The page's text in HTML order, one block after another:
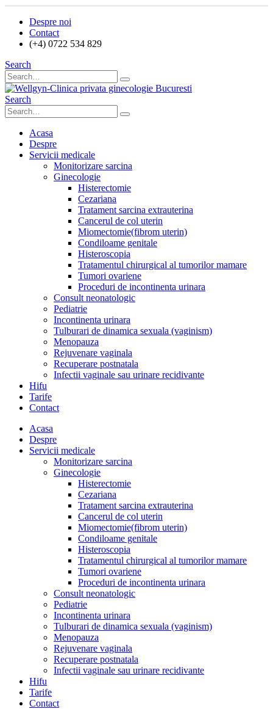
Despre noi
Contact
(+4) 0722 534 829
Search
Search
Acasa
Despre
Servicii medicale
Monitorizare sarcina
Ginecologie
Histerectomie
Cezariana
Tratament sarcina extrauterina
Cancerul de col uterin
Miomectomie(fibrom uterin)
Condiloame genitale
Histeroscopia
Tratamentul chirurgical al tumorilor mamare
Tumori ovariene
Proceduri de incontinenta urinara
Consult neonatologic
Pediatrie
Incontinenta urinara
Tulburari de dinamica sexuala (vaginism)
Menopauza
Rejuvenare vaginala
Recuperare postnatala
Infectii vaginale sau urinare recidivante
Hifu
Tarife
Contact
Acasa
Despre
Servicii medicale
Monitorizare sarcina
Ginecologie
Histerectomie
Cezariana
Tratament sarcina extrauterina
Cancerul de col uterin
Miomectomie(fibrom uterin)
Condiloame genitale
Histeroscopia
Tratamentul chirurgical al tumorilor mamare
Tumori ovariene
Proceduri de incontinenta urinara
Consult neonatologic
Pediatrie
Incontinenta urinara
Tulburari de dinamica sexuala (vaginism)
Menopauza
Rejuvenare vaginala
Recuperare postnatala
Infectii vaginale sau urinare recidivante
Hifu
Tarife
Contact